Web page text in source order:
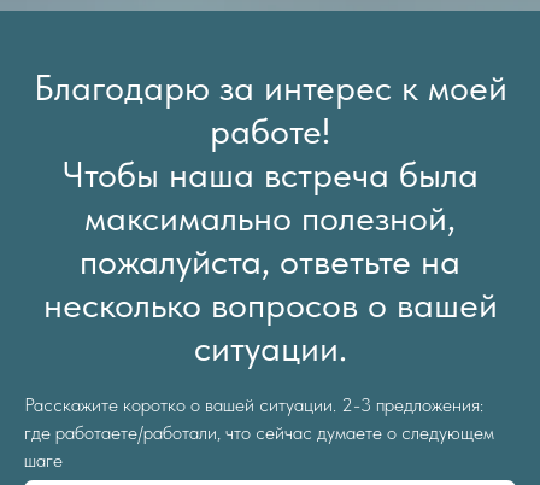
Благодарю за интерес к моей
работе!
Чтобы наша встреча была
максимально полезной,
пожалуйста, ответьте на
несколько вопросов о вашей
ситуации.
Расскажите коротко о вашей ситуации. 2-3 предложения:
где работаете/работали, что сейчас думаете о следующем
шаге